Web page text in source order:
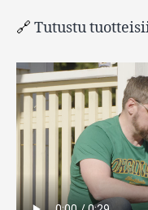
🔗 Tutustu